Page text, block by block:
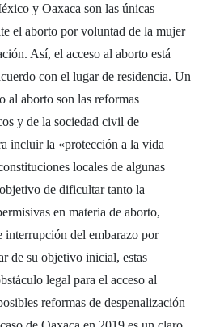
y Oaxaca son las únicas
el aborto por voluntad de la mujer
Así, el acceso al aborto está
con el lugar de residencia. Un
al aborto son las reformas
y de la sociedad civil de
incluir la «protección a la vida
locales de algunas
de dificultar tanto la
en materia de aborto,
interrupción del embarazo por
de su objetivo inicial, estas
legal para el acceso al
reformas de despenalización